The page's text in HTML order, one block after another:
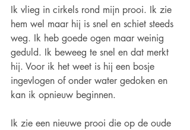
Ik vlieg in cirkels rond mijn prooi. Ik zie
hem wel maar hij is snel en schiet steeds
weg. Ik heb goede ogen maar weinig
geduld. Ik beweeg te snel en dat merkt
hij. Voor ik het weet is hij een bosje
ingevlogen of onder water gedoken en
kan ik opnieuw beginnen.
Ik zie een nieuwe prooi die op de oude